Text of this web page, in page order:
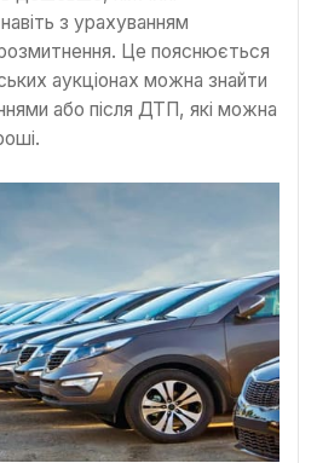
з урахуванням
Це пояснюється
аукціонах можна знайти
або після ДТП, які можна